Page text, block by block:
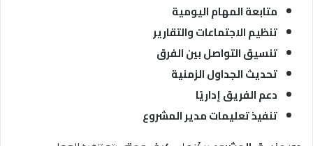
متابعة المهام اليومية
تنظيم الاجتماعات والتقارير
تنسيق التواصل بين الفرق
تحديث الجداول الزمنية
دعم الفريق إداريًا
تنفيذ تعليمات مدير المشروع